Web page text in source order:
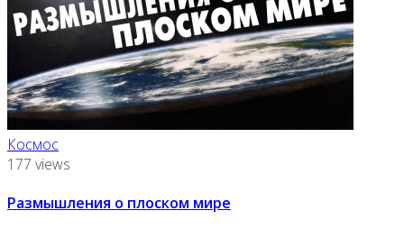
Космос
177 views
Размышления о плоском мире